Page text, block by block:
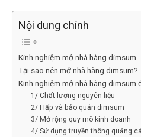
Nội dung chính
Kinh nghiệm mở nhà hàng dimsum
Tại sao nên mở nhà hàng dimsum?
Kinh nghiệm mở nhà hàng dimsum
1/ Chất lượng nguyên liệu
2/ Hấp và bảo quản dimsum
3/ Mở rộng quy mô kinh doanh
4/ Sử dụng truyền thông quảng